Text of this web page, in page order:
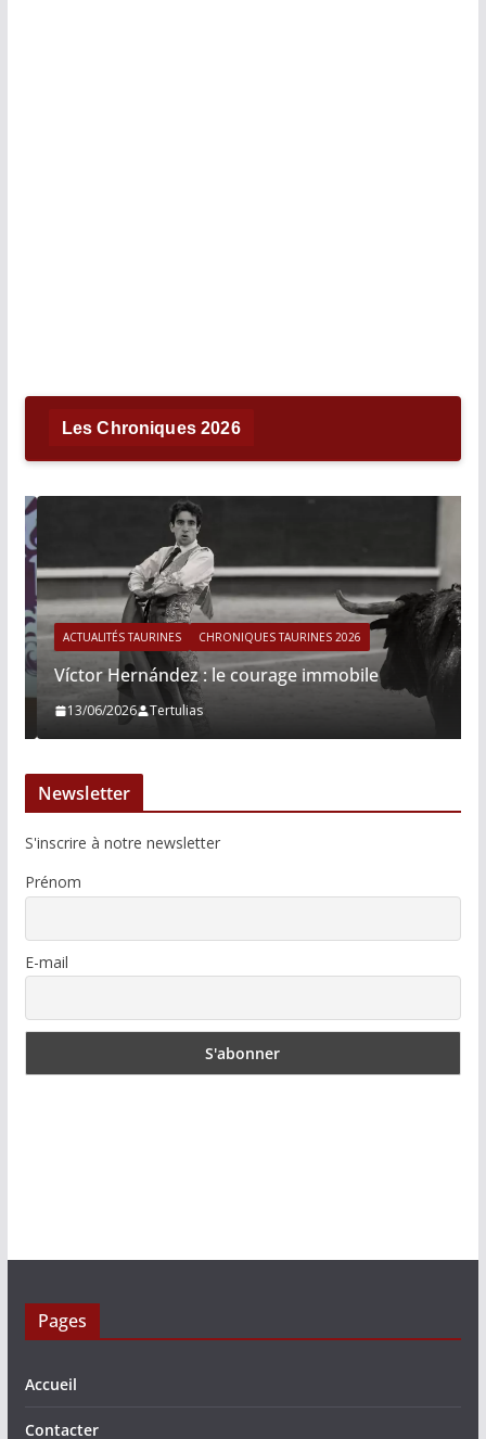
Les Chroniques 2026
ACTUALITÉS TAURINES CHRONIQUES TAURINES 2026
Víctor Hernández : le courage immobile
13/06/2026 Tertulias
Newsletter
S'inscrire à notre newsletter
Prénom
E-mail
Pages
Accueil
Contacter